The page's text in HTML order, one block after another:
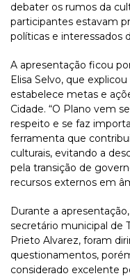
debater os rumos da
participantes estavam
políticas e interessados
A apresentação ficou
Elisa Selvo, que
estabelece metas e
Cidade. “O Plano vem
respeito e se faz
ferramenta que
culturais, evitando a
pela transição de
recursos externos em
Durante a
secretário municipal de
Prieto Alvarez, foram
questionamentos,
considerado excelente